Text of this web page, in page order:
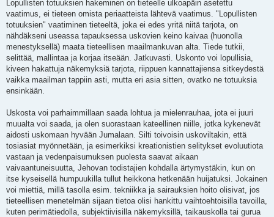
Lopullisten totuuksien hakeminen on tieteelle ulkoapäin asetettu
vaatimus, ei tieteen omista periaatteista lähtevä vaatimus. "Lopullisten
totuuksien" vaatiminen tieteeltä, joka ei edes yritä niitä tarjota, on
nähdäkseni useassa tapauksessa uskovien keino kaivaa (huonolla
menestyksellä) maata tieteellisen maailmankuvan alta. Tiede tutkii,
selittää, mallintaa ja korjaa itseään. Jatkuvasti. Uskonto voi lopullisia,
kiveen hakattuja näkemyksiä tarjota, riippuen kannattajiensa sitkeydestä
vaikka maailman tappiin asti, mutta eri asia sitten, ovatko ne totuuksia
ensinkään.
Uskosta voi parhaimmillaan saada lohtua ja mielenrauhaa, jota ei juuri
muualta voi saada, ja olen suorastaan kateellinen niille, jotka kykenevät
aidosti uskomaan hyvään Jumalaan. Silti toivoisin uskoviltakin, että
tosiasiat myönnetään, ja esimerkiksi kreationistien selitykset evoluutiota
vastaan ja vedenpaisumuksen puolesta saavat aikaan
vaivaantuneisuutta, Jehovan todistajien kohdalla ärtymystäkin, kun on
itse kyseisellä humpuukilla tullut heikkona hetkenään huijatuksi. Jokainen
voi miettiä, millä tasolla esim. tekniikka ja sairauksien hoito olisivat, jos
tieteellisen menetelmän sijaan tietoa olisi hankittu vaihtoehtoisilla tavoilla,
kuten perimätiedolla, subjektiivisilla näkemyksillä, taikauskolla tai gurua